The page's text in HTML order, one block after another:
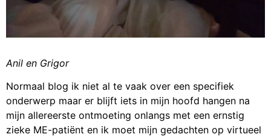
Anil en Grigor
Normaal blog ik niet al te vaak over een specifiek
onderwerp maar er blijft iets in mijn hoofd hangen na
mijn allereerste ontmoeting onlangs met een ernstig
zieke ME-patiënt en ik moet mijn gedachten op virtueel